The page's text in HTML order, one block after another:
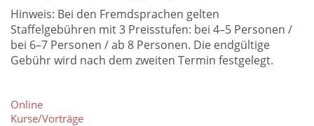
Hinweis: Bei den Fremdsprachen gelten
Staffelgebühren mit 3 Preisstufen: bei 4–5 Personen /
bei 6–7 Personen / ab 8 Personen. Die endgültige
Gebühr wird nach dem zweiten Termin festgelegt.
Online
Kurse/Vorträge